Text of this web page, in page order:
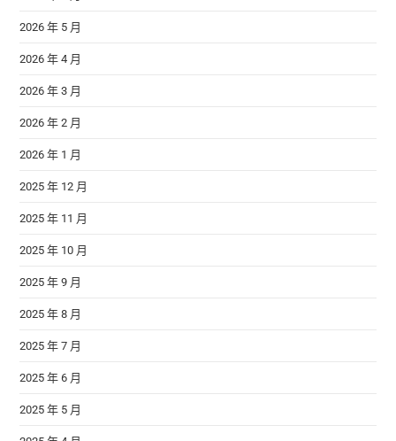
2026 年 5 月
2026 年 4 月
2026 年 3 月
2026 年 2 月
2026 年 1 月
2025 年 12 月
2025 年 11 月
2025 年 10 月
2025 年 9 月
2025 年 8 月
2025 年 7 月
2025 年 6 月
2025 年 5 月